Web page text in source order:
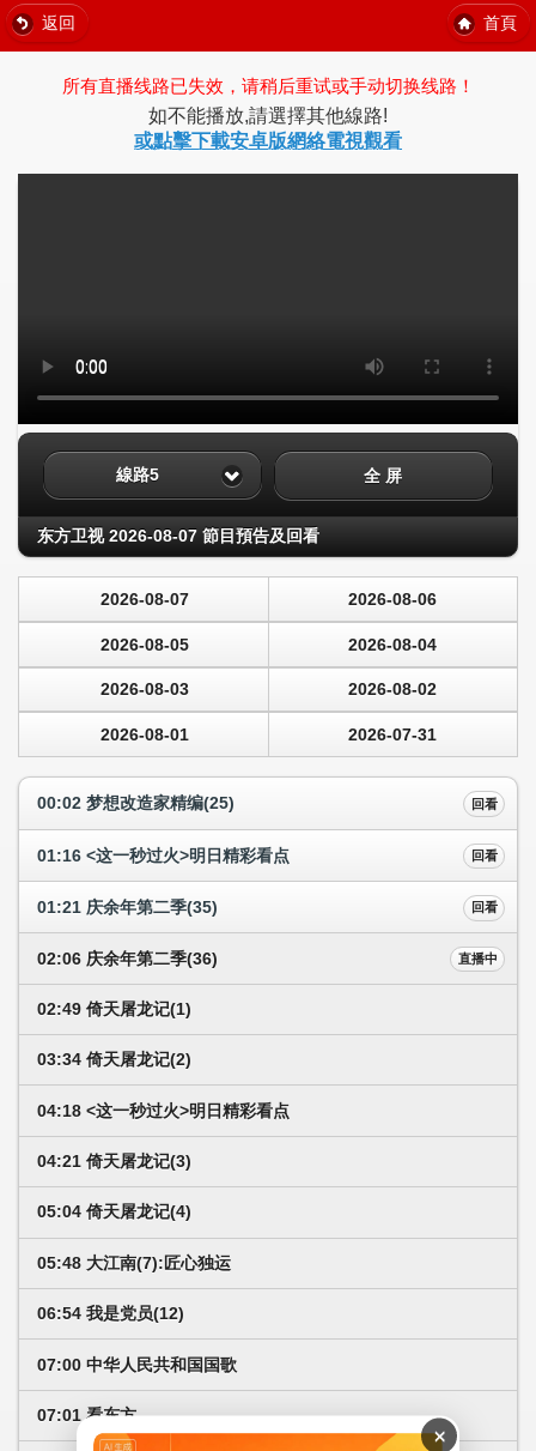
返回 首頁
所有直播线路已失效，请稍后重试或手动切换线路！
如不能播放,請選擇其他線路!
或點擊下載安卓版網絡電視觀看
線路5 全 屏
东方卫视 2026-08-07 節目預告及回看
2026-08-07 2026-08-06
2026-08-05 2026-08-04
2026-08-03 2026-08-02
2026-08-01 2026-07-31
00:02 梦想改造家精编(25) 回看
01:16 <这一秒过火>明日精彩看点 回看
01:21 庆余年第二季(35) 回看
02:06 庆余年第二季(36) 直播中
02:49 倚天屠龙记(1)
03:34 倚天屠龙记(2)
04:18 <这一秒过火>明日精彩看点
04:21 倚天屠龙记(3)
05:04 倚天屠龙记(4)
05:48 大江南(7):匠心独运
06:54 我是党员(12)
07:00 中华人民共和国国歌
07:01 看东方
×